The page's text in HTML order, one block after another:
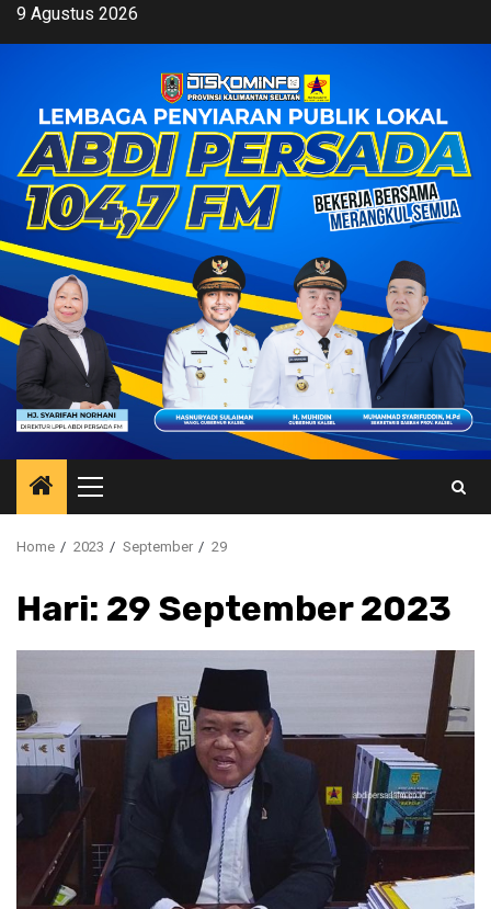
Skip9 Agustus 2026
Primary
Menu
Home 2023 September 29
Hari: 29 September 2023